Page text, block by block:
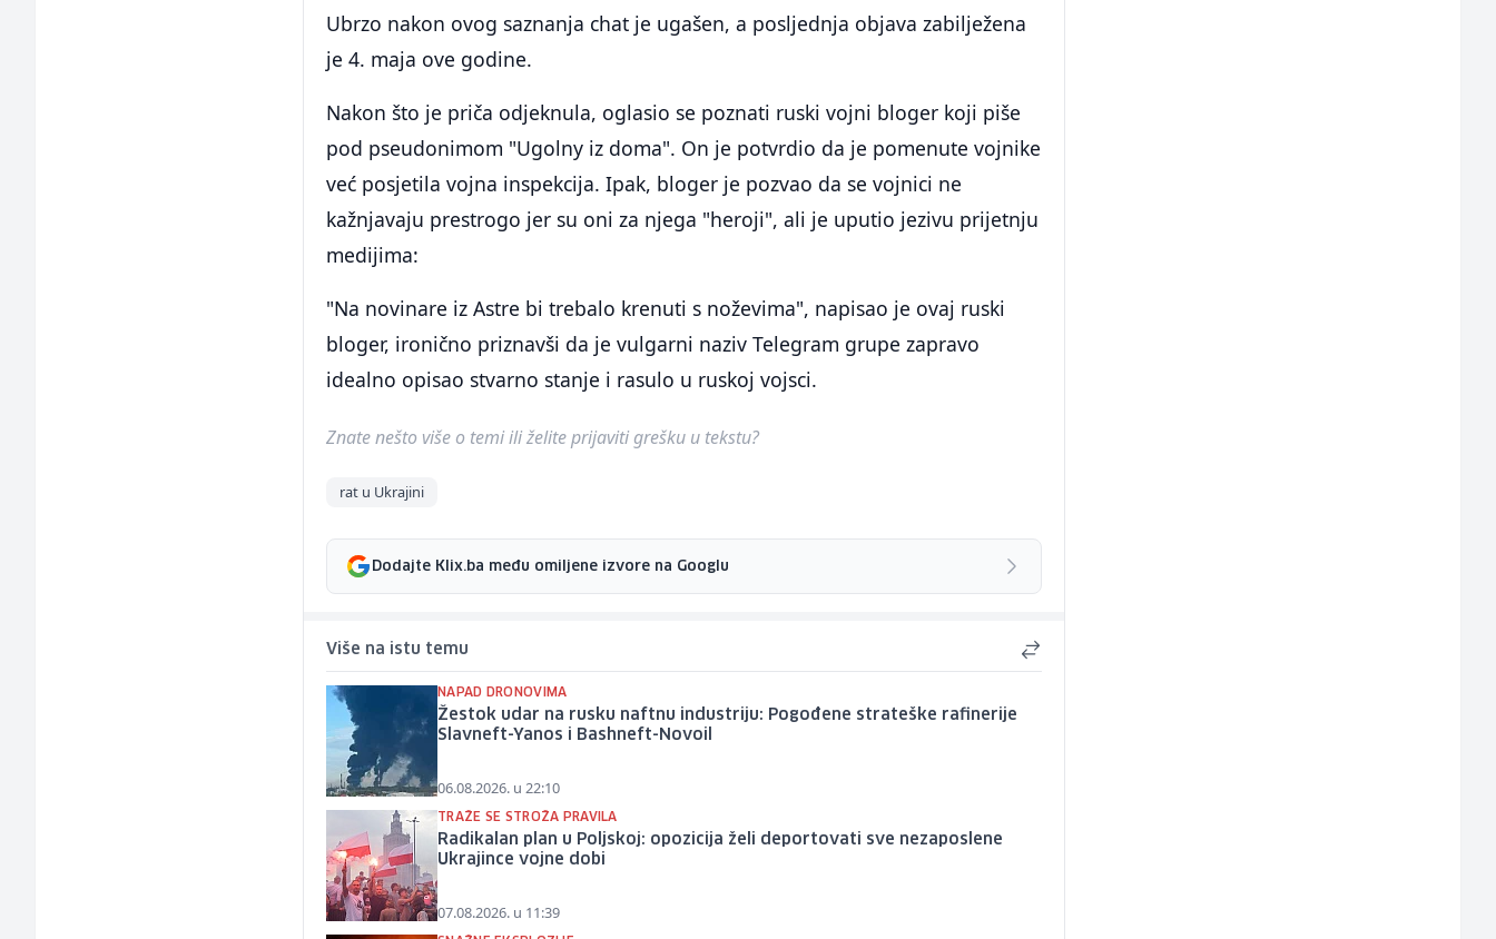
Ubrzo nakon ovog saznanja chat je ugašen, a posljednja objava zabilježena
je 4. maja ove godine.
Nakon što je priča odjeknula, oglasio se poznati ruski vojni bloger koji piše
pod pseudonimom "Ugolny iz doma". On je potvrdio da je pomenute vojnike
već posjetila vojna inspekcija. Ipak, bloger je pozvao da se vojnici ne
kažnjavaju prestrogo jer su oni za njega "heroji", ali je uputio jezivu prijetnju
medijima:
"Na novinare iz Astre bi trebalo krenuti s noževima", napisao je ovaj ruski
bloger, ironično priznavši da je vulgarni naziv Telegram grupe zapravo
idealno opisao stvarno stanje i rasulo u ruskoj vojsci.
Znate nešto više o temi ili želite prijaviti grešku u tekstu?
rat u Ukrajini
Dodajte Klix.ba među omiljene izvore na Googlu
Više na istu temu
NAPAD DRONOVIMA
Žestok udar na rusku naftnu industriju: Pogođene strateške rafinerije
Slavneft-Yanos i Bashneft-Novoil
06.08.2026. u 22:10
TRAŽE SE STROŽA PRAVILA
Radikalan plan u Poljskoj: opozicija želi deportovati sve nezaposlene
Ukrajince vojne dobi
07.08.2026. u 11:39